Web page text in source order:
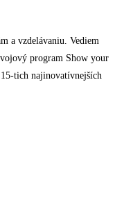
a vzdelávaniu. Vediem
program Show your
tich najinovatívnejších